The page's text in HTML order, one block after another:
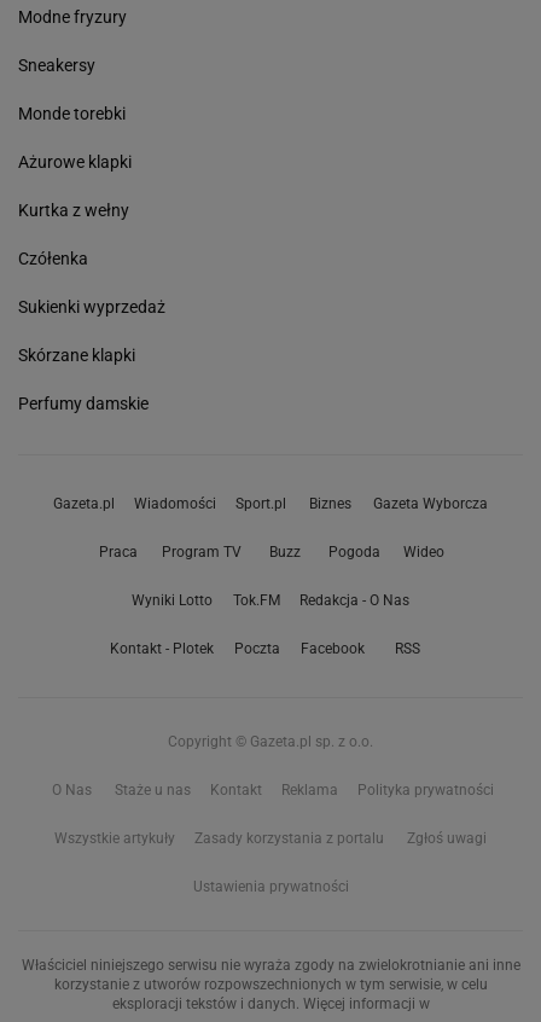
Modne fryzury
Sneakersy
Monde torebki
Ażurowe klapki
Kurtka z wełny
Czółenka
Sukienki wyprzedaż
Skórzane klapki
Perfumy damskie
Gazeta.pl Wiadomości Sport.pl Biznes Gazeta Wyborcza
Praca Program TV Buzz Pogoda Wideo
Wyniki Lotto Tok.FM Redakcja - O Nas
Kontakt - Plotek Poczta Facebook RSS
Copyright © Gazeta.pl sp. z o.o.
O Nas Staże u nas Kontakt Reklama Polityka prywatności
Wszystkie artykuły Zasady korzystania z portalu Zgłoś uwagi
Ustawienia prywatności
Właściciel niniejszego serwisu nie wyraża zgody na zwielokrotnianie ani inne
korzystanie z utworów rozpowszechnionych w tym serwisie, w celu
eksploracji tekstów i danych. Więcej informacji w